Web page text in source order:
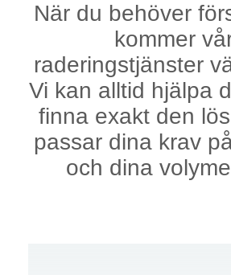
När du behöver
kommer
raderingstjänster
Vi kan alltid hjälpa
finna exakt den
passar dina krav
och dina